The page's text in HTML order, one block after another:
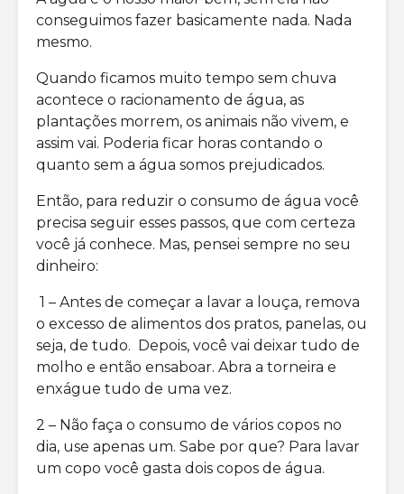
conseguimos fazer basicamente nada. Nada
mesmo.
Quando ficamos muito tempo sem chuva
acontece o racionamento de água, as
plantações morrem, os animais não vivem, e
assim vai. Poderia ficar horas contando o
quanto sem a água somos prejudicados.
Então, para reduzir o consumo de água você
precisa seguir esses passos, que com certeza
você já conhece. Mas, pensei sempre no seu
dinheiro:
1 – Antes de começar a lavar a louça, remova
o excesso de alimentos dos pratos, panelas, ou
seja, de tudo. Depois, você vai deixar tudo de
molho e então ensaboar. Abra a torneira e
enxágue tudo de uma vez.
2 – Não faça o consumo de vários copos no
dia, use apenas um. Sabe por que? Para lavar
um copo você gasta dois copos de água.